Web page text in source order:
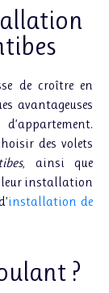
de croître en
avantageuses
des volets
, ainsi que
leur installation
installation de
?